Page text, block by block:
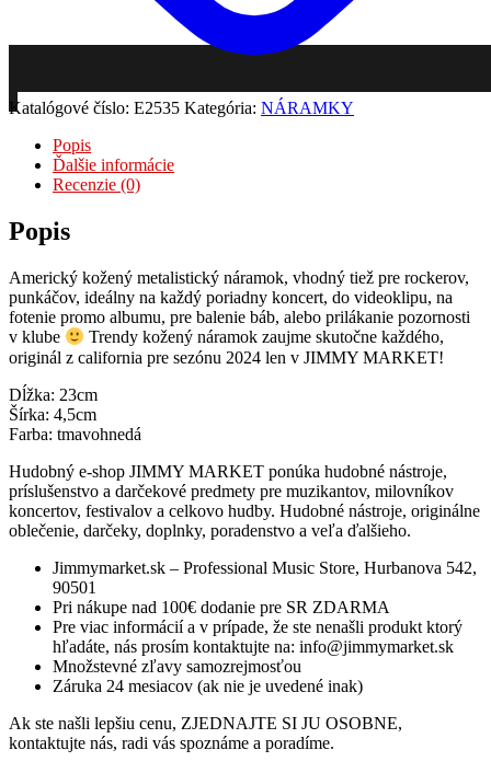
Katalógové číslo: E2535 Kategória: NÁRAMKY
Popis
Ďalšie informácie
Recenzie (0)
Popis
Americký kožený metalistický náramok, vhodný tiež pre rockerov,
punkáčov, ideálny na každý poriadny koncert, do videoklipu, na
fotenie promo albumu, pre balenie báb, alebo prilákanie pozornosti
v klube
Trendy kožený náramok zaujme skutočne každého,
originál z california pre sezónu 2024 len v JIMMY MARKET!
Dĺžka: 23cm
Šírka: 4,5cm
Farba: tmavohnedá
Hudobný e-shop JIMMY MARKET ponúka hudobné nástroje,
príslušenstvo a darčekové predmety pre muzikantov, milovníkov
koncertov, festivalov a celkovo hudby. Hudobné nástroje, originálne
oblečenie, darčeky, doplnky, poradenstvo a veľa ďalšieho.
Jimmymarket.sk – Professional Music Store, Hurbanova 542,
90501
Pri nákupe nad 100€ dodanie pre SR ZDARMA
Pre viac informácií a v prípade, že ste nenašli produkt ktorý
hľadáte, nás prosím kontaktujte na: info@jimmymarket.sk
Množstevné zľavy samozrejmosťou
Záruka 24 mesiacov (ak nie je uvedené inak)
Ak ste našli lepšiu cenu, ZJEDNAJTE SI JU OSOBNE,
kontaktujte nás, radi vás spoznáme a poradíme.